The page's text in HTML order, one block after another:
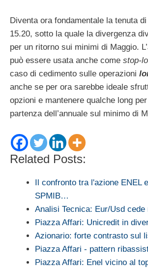
Diventa ora fondamentale la tenuta
15.20, sotto la quale la divergenza
per un ritorno sui minimi di Maggio.
può essere usata anche come stop-
caso di cedimento sulle operazioni
anche se per ora sarebbe ideale
opzioni e mantenere qualche long per
partenza dell’annuale sul minimo di
Related Posts:
Il confronto tra l'azione ENEL
SPMIB…
Analisi Tecnica: Eur/Usd cede
Piazza Affari: Unicredit in
Azionario: forte contrasto sul
Piazza Affari - pattern
Piazza Affari: Enel vicino al